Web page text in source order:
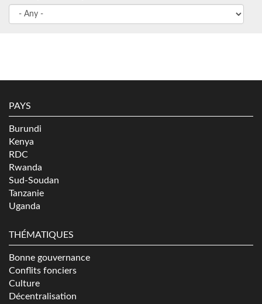
PAYS
Burundi
Kenya
RDC
Rwanda
Sud-Soudan
Tanzanie
Uganda
THÉMATIQUES
Bonne gouvernance
Conflits fonciers
Culture
Décentralisation